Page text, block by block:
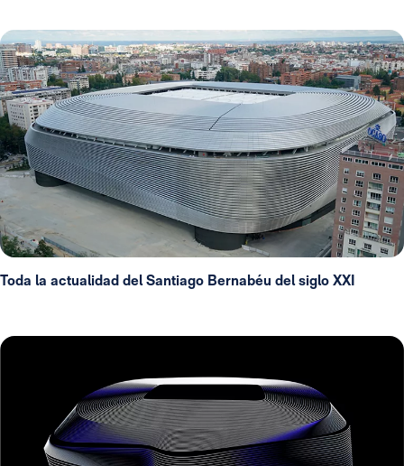
Toda la actualidad del Santiago Bernabéu del siglo XXI